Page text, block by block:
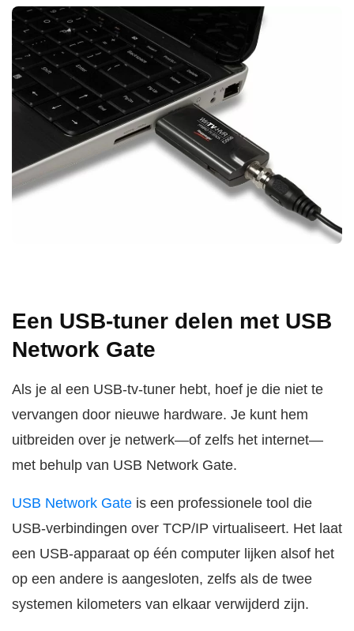
Een USB-tuner delen met USB
Network Gate
Als je al een USB-tv-tuner hebt, hoef je die niet te
vervangen door nieuwe hardware. Je kunt hem
uitbreiden over je netwerk—of zelfs het internet—
met behulp van USB Network Gate.
USB Network Gate is een professionele tool die
USB-verbindingen over TCP/IP virtualiseert. Het laat
een USB-apparaat op één computer lijken alsof het
op een andere is aangesloten, zelfs als de twee
systemen kilometers van elkaar verwijderd zijn.